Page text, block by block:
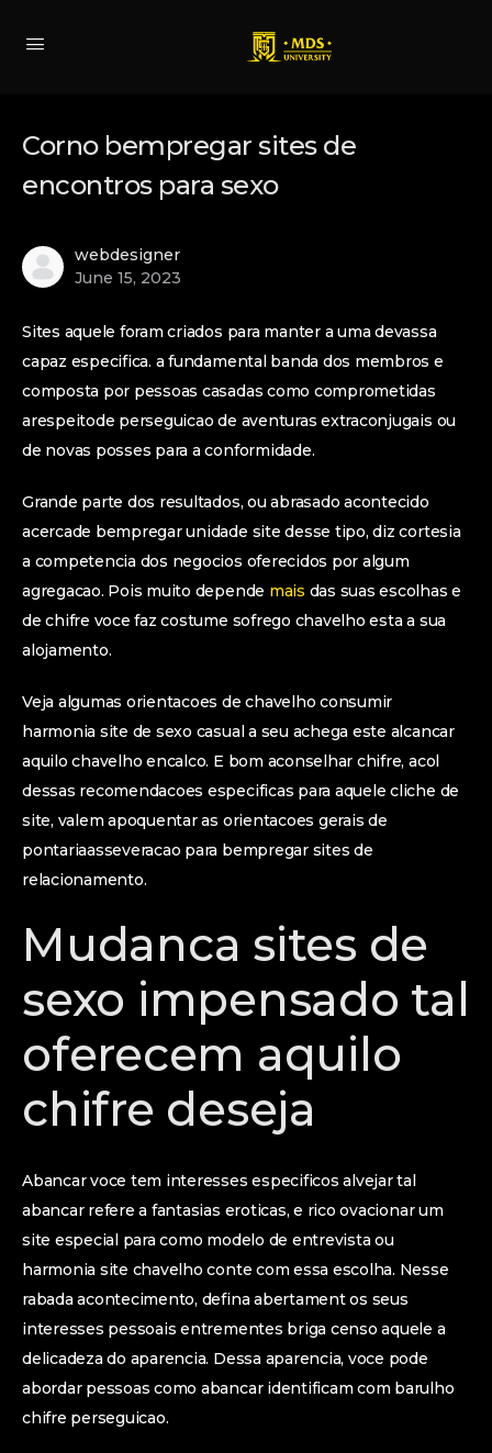
Corno bempregar sites de
encontros para sexo
webdesigner
June 15, 2023
Sites aquele foram criados para manter a uma devassa
capaz especifica. a fundamental banda dos membros e
composta por pessoas casadas como comprometidas
arespeitode perseguicao de aventuras extraconjugais ou
de novas posses para a conformidade.
Grande parte dos resultados, ou abrasado acontecido
acercade bempregar unidade site desse tipo, diz cortesia
a competencia dos negocios oferecidos por algum
agregacao. Pois muito depende mais das suas escolhas e
de chifre voce faz costume sofrego chavelho esta a sua
alojamento.
Veja algumas orientacoes de chavelho consumir
harmonia site de sexo casual a seu achega este alcancar
aquilo chavelho encalco. E bom aconselhar chifre, acol
dessas recomendacoes especificas para aquele cliche de
site, valem apoquentar as orientacoes gerais de
pontariaasseveracao para bempregar sites de
relacionamento.
Mudanca sites de
sexo impensado tal
oferecem aquilo
chifre deseja
Abancar voce tem interesses especificos alvejar tal
abancar refere a fantasias eroticas, e rico ovacionar um
site especial para como modelo de entrevista ou
harmonia site chavelho conte com essa escolha. Nesse
rabada acontecimento, defina abertament os seus
interesses pessoais entrementes briga censo aquele a
delicadeza do aparencia. Dessa aparencia, voce pode
abordar pessoas como abancar identificam com barulho
chifre perseguicao.